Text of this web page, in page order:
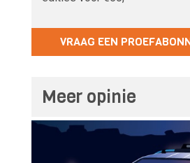
VRAAG EEN
Meer opinie